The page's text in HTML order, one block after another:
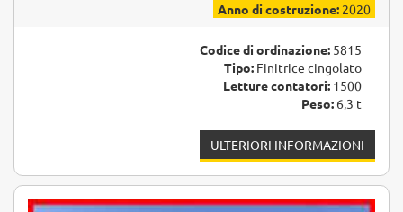
Anno di costruzione: 2020
Codice di ordinazione: 5815
Tipo: Finitrice cingolato
Letture contatori: 1500
Peso: 6,3 t
ULTERIORI INFORMAZIONI